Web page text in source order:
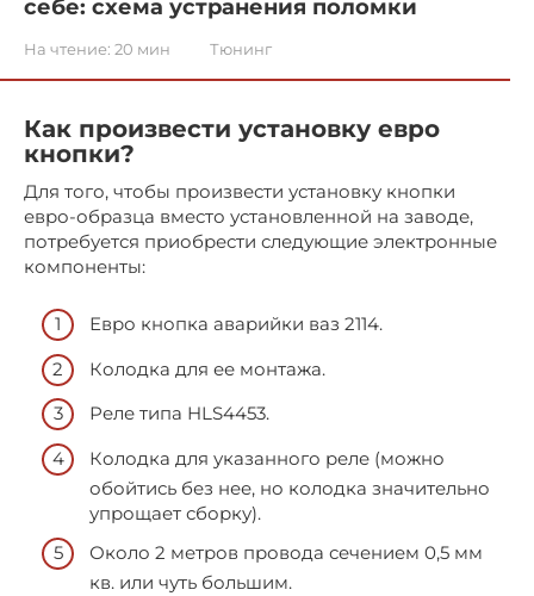
себе: схема устранения поломки
На чтение: 20 мин Тюнинг
Как произвести установку евро
кнопки?
Для того, чтобы произвести установку кнопки
евро-образца вместо установленной на заводе,
потребуется приобрести следующие электронные
компоненты:
Евро кнопка аварийки ваз 2114.
Колодка для ее монтажа.
Реле типа HLS4453.
Колодка для указанного реле (можно
обойтись без нее, но колодка значительно
упрощает сборку).
Около 2 метров провода сечением 0,5 мм
кв. или чуть большим.